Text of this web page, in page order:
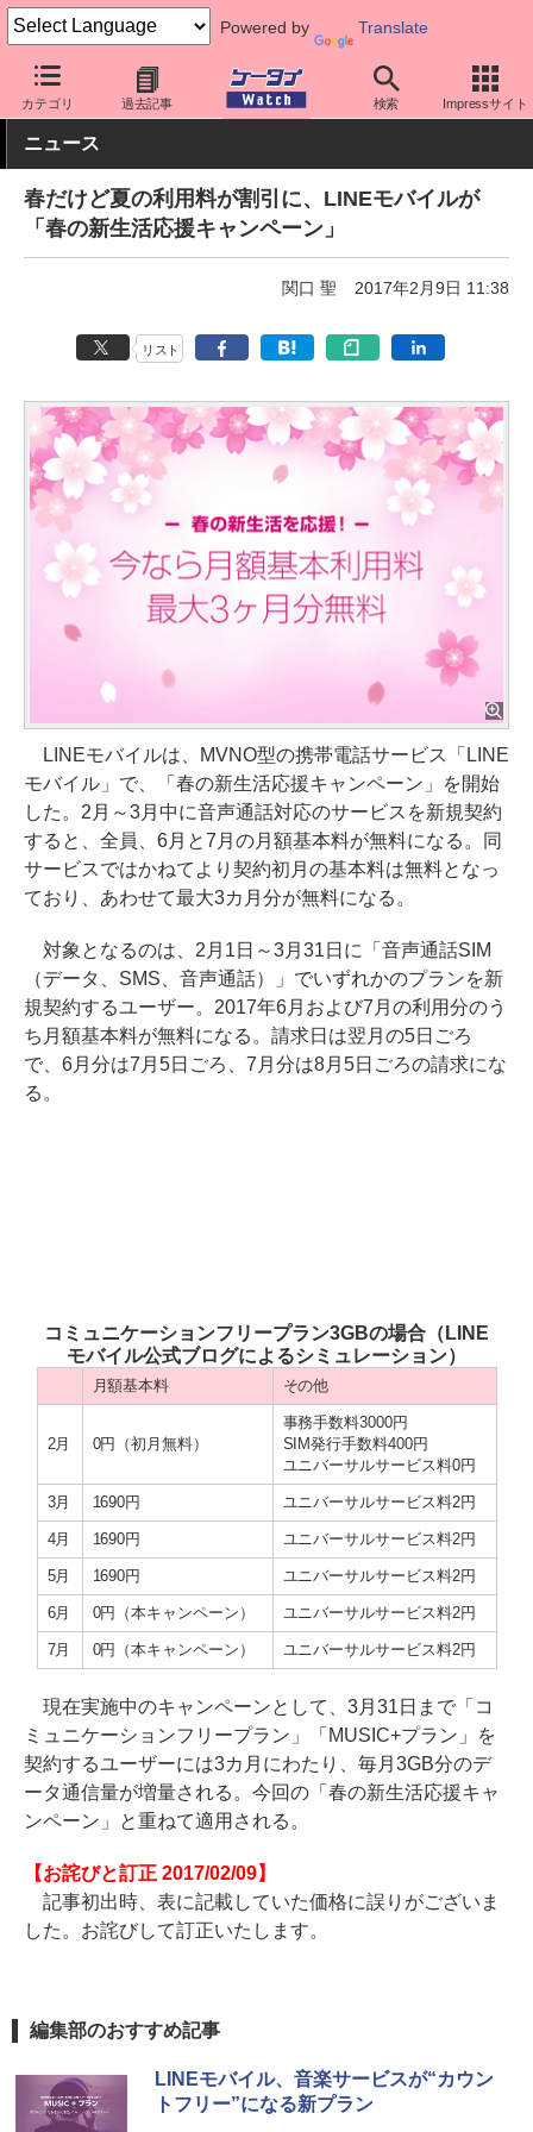
Powered by Translate
カテゴリ 過去記事 検索 Impressサイト
ケータイ Watch 格安スマホ/格安SIM 格安SIM/MVNO LINEモ
ニュース
春だけど夏の利用料が割引に、LINEモバイルが
「春の新生活応援キャンペーン」
関口 聖 2017年2月9日 11:38
リスト
LINEモバイルは、MVNO型の携帯電話サービス「LINE
モバイル」で、「春の新生活応援キャンペーン」を開始
した。2月～3月中に音声通話対応のサービスを新規契約
すると、全員、6月と7月の月額基本料が無料になる。同
サービスではかねてより契約初月の基本料は無料となっ
ており、あわせて最大3カ月分が無料になる。
対象となるのは、2月1日～3月31日に「音声通話SIM
（データ、SMS、音声通話）」でいずれかのプランを新
規契約するユーザー。2017年6月および7月の利用分のう
ち月額基本料が無料になる。請求日は翌月の5日ごろ
で、6月分は7月5日ごろ、7月分は8月5日ごろの請求にな
る。
コミュニケーションフリープラン3GBの場合（LINE
モバイル公式ブログによるシミュレーション）
月額基本料 その他
2月 0円（初月無料）
事務手数料3000円
SIM発行手数料400円
ユニバーサルサービス料0円
3月 1690円 ユニバーサルサービス料2円
4月 1690円 ユニバーサルサービス料2円
5月 1690円 ユニバーサルサービス料2円
6月 0円（本キャンペーン） ユニバーサルサービス料2円
7月 0円（本キャンペーン） ユニバーサルサービス料2円
現在実施中のキャンペーンとして、3月31日まで「コ
ミュニケーションフリープラン」「MUSIC+プラン」を
契約するユーザーには3カ月にわたり、毎月3GB分のデ
ータ通信量が増量される。今回の「春の新生活応援キャ
ンペーン」と重ねて適用される。
【お詫びと訂正 2017/02/09】
記事初出時、表に記載していた価格に誤りがございま
した。お詫びして訂正いたします。
編集部のおすすめ記事
LINEモバイル、音楽サービスが“カウン
トフリー”になる新プラン